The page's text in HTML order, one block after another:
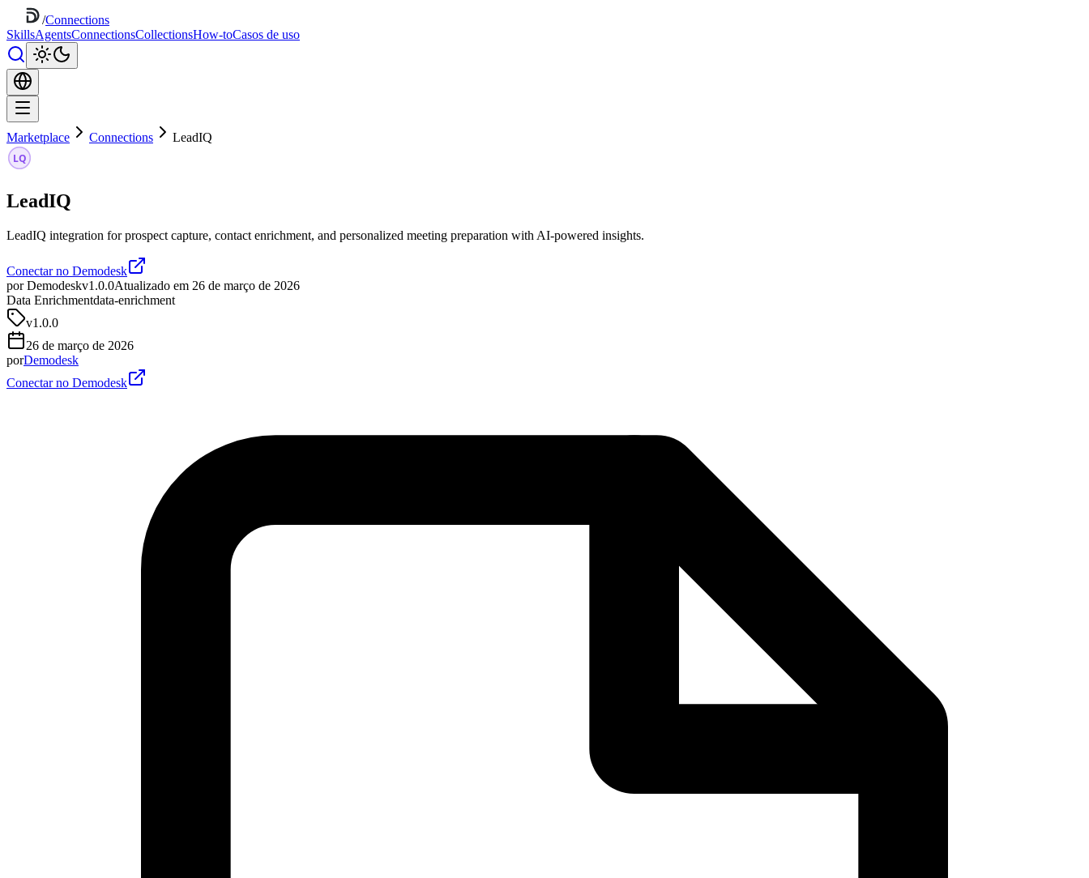
/Connections
SkillsAgentsConnectionsCollectionsHow-toCasos de uso
Marketplace Connections LeadIQ
LeadIQ
LeadIQ integration for prospect capture, contact enrichment, and personalized meeting preparation with AI-powered insights.
Conectar no Demodesk
por Demodeskv1.0.0Atualizado em 26 de março de 2026
Data Enrichmentdata-enrichment
v1.0.0
26 de março de 2026
porDemodesk
Conectar no Demodesk